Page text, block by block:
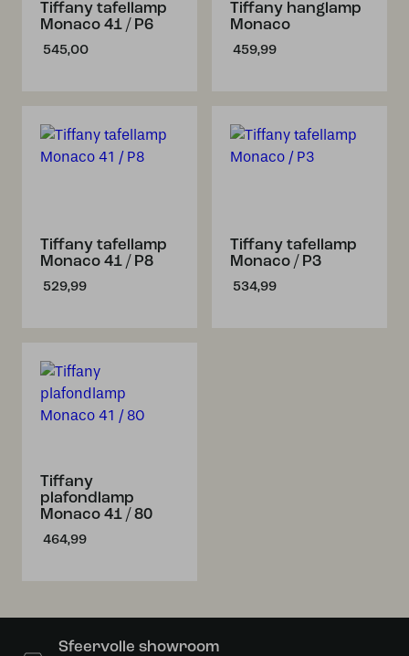
Tiffany tafellamp
Monaco 41 / P6
545,00
Tiffany hanglamp
Monaco
459,99
Tiffany tafellamp
Monaco 41 / P8
529,99
Tiffany tafellamp
Monaco / P3
534,99
Tiffany
plafondlamp
Monaco 41 / 80
464,99
Sfeervolle showroom